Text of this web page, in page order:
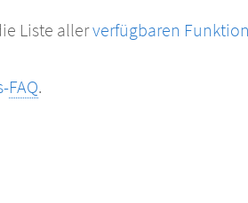
Liste allerverfügbaren
FAQ.